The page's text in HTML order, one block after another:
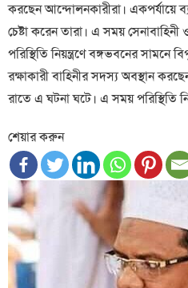
করছেন আন্দোলনকারীরা। একপর্যায়ে
চেষ্টা করেন তারা। এ সময়
পরিস্থিতি নিয়ন্ত্রণে বঙ্গভবনের
রক্ষাকারী বাহিনীর সদস্য অবস্থান
রাতে এ ঘটনা ঘটে। এ সময় পরিস্থিতি
শেয়ার করুন